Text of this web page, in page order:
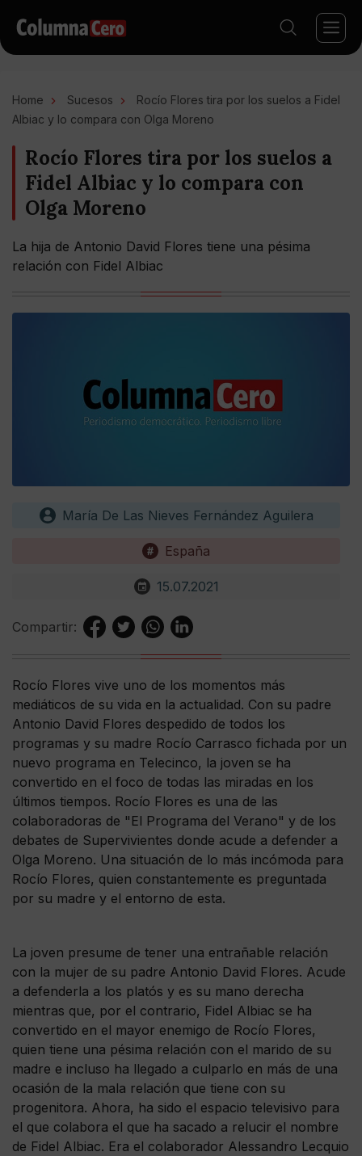
Home Sucesos
Rocío Flores tira por los suelos a Fidel
Albiac y lo compara con Olga Moreno
Rocío Flores tira por los suelos a
Fidel Albiac y lo compara con
Olga Moreno
La hija de Antonio David Flores tiene una pésima
relación con Fidel Albiac
María De Las Nieves Fernández Aguilera
España
15.07.2021
Compartir:
Rocío Flores vive uno de los momentos más
mediáticos de su vida en la actualidad. Con su padre
Antonio David Flores despedido de todos los
programas y su madre Rocío Carrasco fichada por un
nuevo programa en Telecinco, la joven se ha
convertido en el foco de todas las miradas en los
últimos tiempos. Rocío Flores es una de las
colaboradoras de "El Programa del Verano" y de los
debates de Supervivientes donde acude a defender a
Olga Moreno. Una situación de lo más incómoda para
Rocío Flores, quien constantemente es preguntada
por su madre y el entorno de esta.
La joven presume de tener una entrañable relación
con la mujer de su padre Antonio David Flores. Acude
a defenderla a los platós y es su mano derecha
mientras que, por el contrario, Fidel Albiac se ha
convertido en el mayor enemigo de Rocío Flores,
quien tiene una pésima relación con el marido de su
madre e incluso ha llegado a culparlo en más de una
ocasión de la mala relación que tiene con su
progenitora. Ahora, ha sido el espacio televisivo para
el que colabora el que ha sacado a relucir el nombre
de Fidel Albiac. Era el colaborador Alessandro Lecquio